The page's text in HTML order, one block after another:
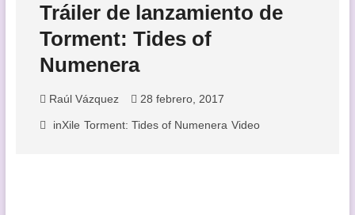
Tráiler de lanzamiento de
Torment: Tides of
Numenera
Raúl Vázquez 28 febrero, 2017
inXile Torment: Tides of Numenera Video